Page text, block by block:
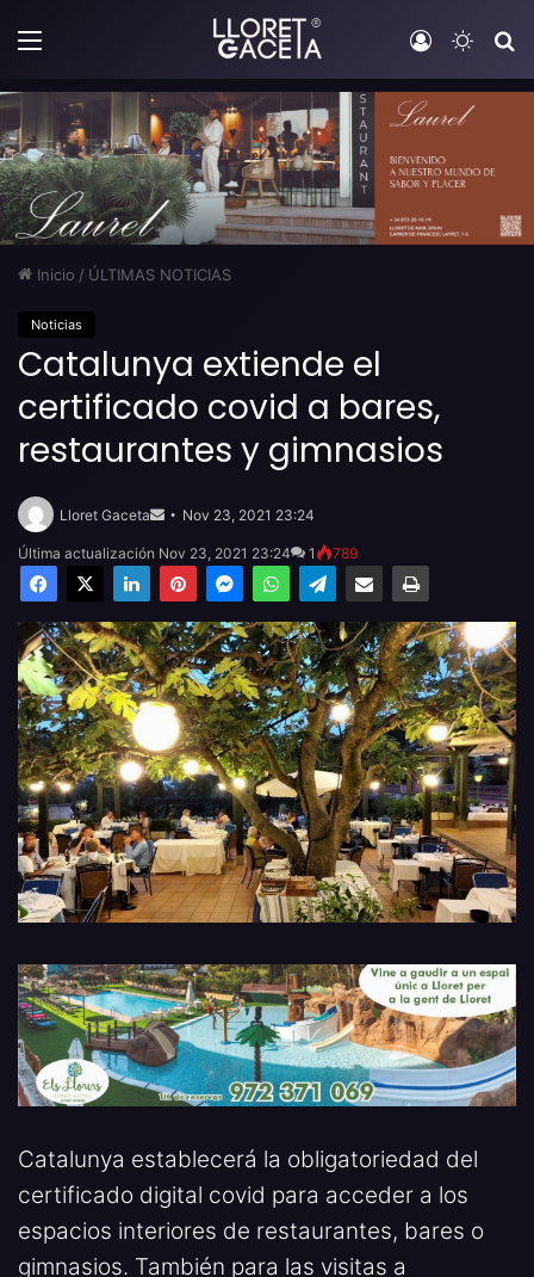
Menú Iniciar
Inicio / ÚLTIMAS NOTICIAS
Noticias
Catalunya extiende el
certificado covid a bares,
restaurantes y gimnasios
Lloret Gaceta
email
Nov 23, 2021 23:24
Última actualización Nov 23, 2021 23:24 1 789
Facebook
X LinkedInPinterestMessengerWhatsAppTelegramCompartir por email Imprimir
Catalunya establecerá la obligatoriedad del
certificado digital covid para acceder a los
espacios interiores de restaurantes, bares o
gimnasios. También para las visitas a